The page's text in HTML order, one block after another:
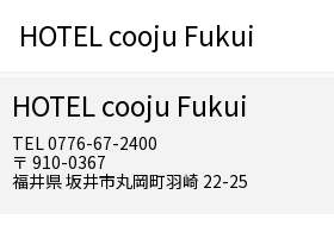
HOTEL cooju Fukui
HOTEL cooju Fukui
TEL 0776-67-2400
〒 910-0367
福井県 坂井市丸岡町羽崎 22-25